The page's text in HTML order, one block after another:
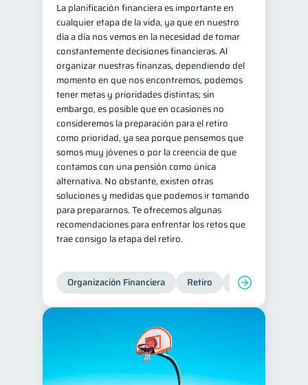
La planificación financiera es importante en
cualquier etapa de la vida, ya que en nuestro
día a día nos vemos en la necesidad de tomar
constantemente decisiones financieras. Al
organizar nuestras finanzas, dependiendo del
momento en que nos encontremos, podemos
tener metas y prioridades distintas; sin
embargo, es posible que en ocasiones no
consideremos la preparación para el retiro
como prioridad, ya sea porque pensemos que
somos muy jóvenes o por la creencia de que
contamos con una pensión como única
alternativa. No obstante, existen otras
soluciones y medidas que podemos ir tomando
para prepararnos. Te ofrecemos algunas
recomendaciones para enfrentar los retos que
trae consigo la etapa del retiro.
Organización Financiera Retiro Cuenta